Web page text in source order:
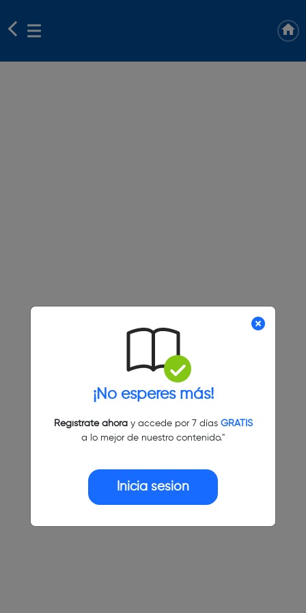
¡No esperes más!
Regístrate ahoray accede por 7 días GRATIS
a lo mejor de nuestro contenido."
Inicia sesión